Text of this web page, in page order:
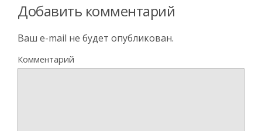
Добавить комментарий
Ваш e-mail не будет опубликован.
Комментарий